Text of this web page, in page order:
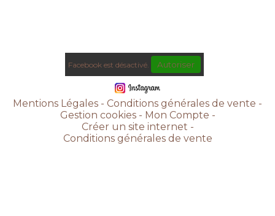
Facebook est désactivé. Autoriser
Mentions Légales
Conditions générales de vente
Gestion cookies
Mon Compte
Créer un site internet
Conditions générales de vente